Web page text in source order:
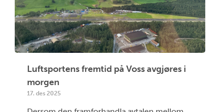
Luftsportens fremtid på Voss avgjøres i
morgen
17. des 2025